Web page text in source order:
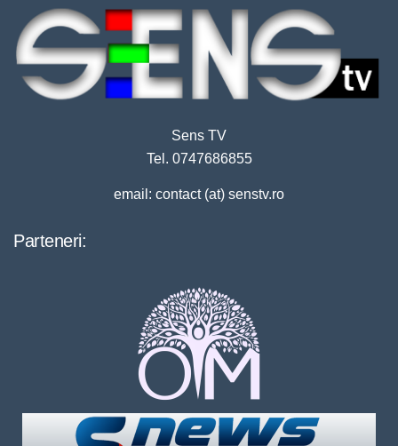
Sens TV
Tel. 0747686855
email: contact (at) senstv.ro
Parteneri: